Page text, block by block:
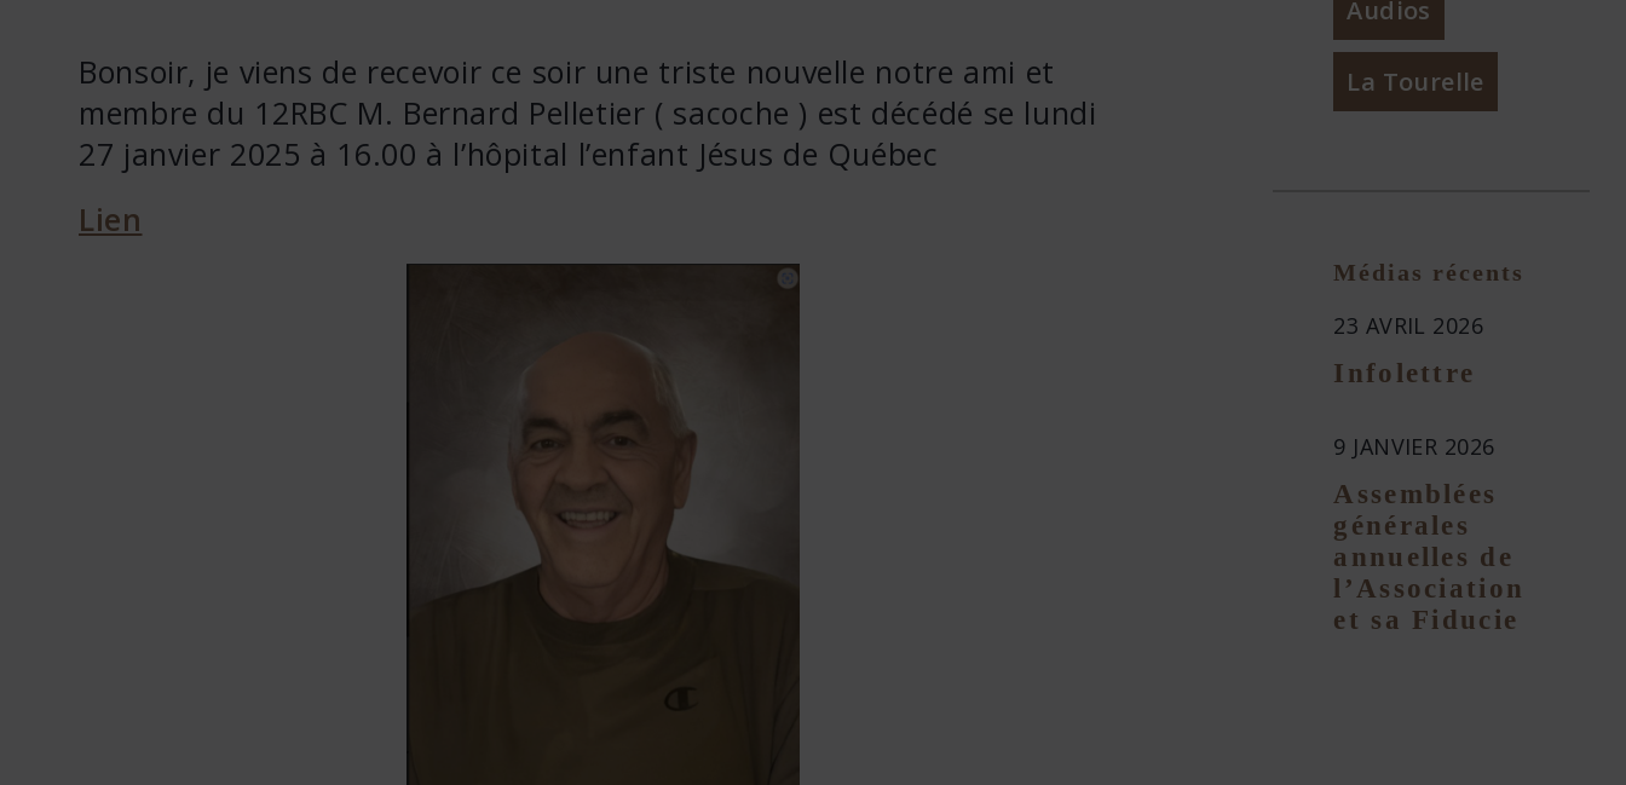
Bonsoir, je viens de recevoir ce soir une triste nouvelle notre ami et
membre du 12RBC M. Bernard Pelletier ( sacoche ) est décédé se lundi
27 janvier 2025 à 16.00 à l’hôpital l’enfant Jésus de Québec
Lien
Audios
La Tourelle
Médias récents
23 AVRIL 2026
Infolettre
9 JANVIER 2026
Assemblées
générales
annuelles de
l’Association
et sa Fiducie